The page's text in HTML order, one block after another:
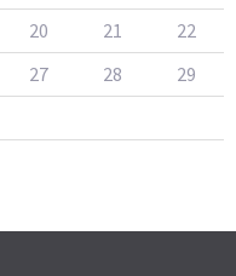
20 21
22
27 28
29